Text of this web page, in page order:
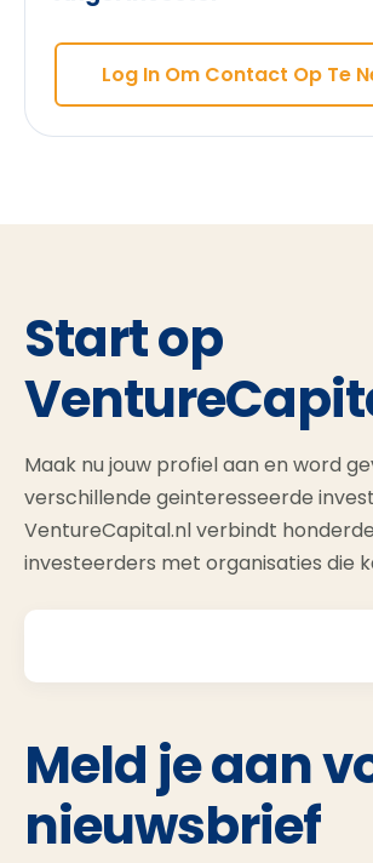
Log In Om Contact Op Te
Start op
Maak nu jouw profiel aan en word
verschillende geinteresseerde
VentureCapital.nl verbindt
investeerders met organisaties die
Meld je aan
nieuwsbrief